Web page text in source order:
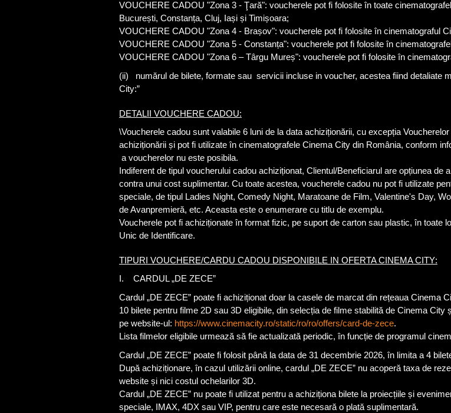
VOUCHERE CADOU "Zona 3 - Ţară": voucherele pot fi folosite în toate
București, Constanța, Cluj, Iași și Timișoara;
VOUCHERE CADOU "Zona 4 - Brașov": voucherele pot fi folosite în cinematograful
VOUCHERE CADOU "Zona 5 - Constanța": voucherele pot fi folosite în
VOUCHERE CADOU "Zona 6 – Târgu Mureș": voucherele pot fi folosite în
(ii) numărul de bilete, formate sau servicii incluse in voucher, acestea fiind detaliate
City:”
DETALII VOUCHERE CADOU:
\Voucherele cadou sunt valabile 6 luni de la data achiziționării, cu excepția
achiziționării și pot fi utilizate în cinematografele Cinema City din România, conform
a voucherelor nu este posibila.
Indiferent de tipul voucherului cadou achiziționat, Clientul/Beneficiarul are opțiunea
contra unui cost suplimentar. Cu toate acestea, voucherele cadou nu pot fi utilizate
speciale, de tipul Ladies Night, Comedy Night, Maratoane de Film, Valentine's Day,
de Avanpremieră, etc. Aceasta este o enumerare cu titlu de exemplu.
Voucherele pot fi achiziționate în format fizic, pe suport de carton sau plastic, în toate
Unic de Identificare.
TIPURI VOUCHERE/CARDU CADOU DISPONIBILE IN OFERTA CINEMA CITY:
I. CARDUL „DE ZECE”
Cardul „DE ZECE” poate fi achiziționat doar la casele de marcat din rețeaua Cinema
10 bilete pentru filme 2D sau 3D eligibile, din selecția de filme stabilită de Cinema City
pe website-ul: https://www.cinemacity.ro/static/ro/ro/offers/card-de-zece.
Lista filmelor eligibile urmează să fie actualizată periodic, în funcție de programul
Cardul „DE ZECE” poate fi folosit până la data de 31 decembrie 2026, în limita a 4
După achiziționare, în cazul utilizării online, cardul „DE ZECE” nu acoperă taxa de
website și nici costul ochelarilor 3D.
Cardul „DE ZECE” nu poate fi utilizat pentru a achiziționa bilete la proiecțiile și
speciale, IMAX, 4DX sau VIP, pentru care este necesară o plată suplimentară.